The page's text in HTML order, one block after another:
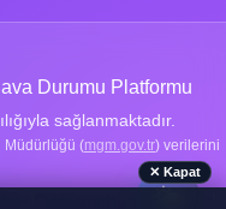
Durumu Platformu
sağlanmaktadır.
Müdürlüğü (mgm.gov.tr) verilerini
🌤️
✕ Kapat